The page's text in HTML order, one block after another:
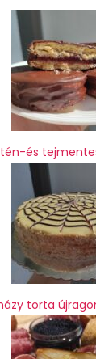
és
torta